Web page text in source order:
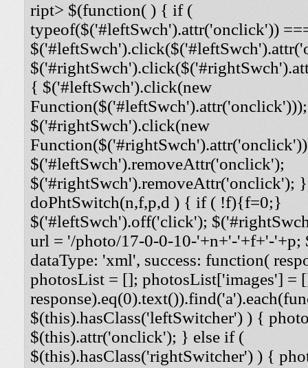
ript> $(function( ) { if (
typeof($('#leftSwch').attr('onclick'))
{ $('#leftSwch').click(new
Function($('#leftSwch').attr('onclick')));
$('#rightSwch').click(new
$('#leftSwch').removeAttr('onclick');
$('#rightSwch').removeAttr('onclick');
doPhtSwitch(n,f,p,d ) { if ( !f){f=0;}
$('#leftSwch').off('click');
url = '/photo/17-0-0-10-'+n+'-'+f+'-'+p;
dataType: 'xml', success: function(
photosList = []; photosList['images'] =
$(this).hasClass('leftSwitcher') ) {
$(this).attr('onclick'); } else if (
$(this).hasClass('rightSwitcher') ) {